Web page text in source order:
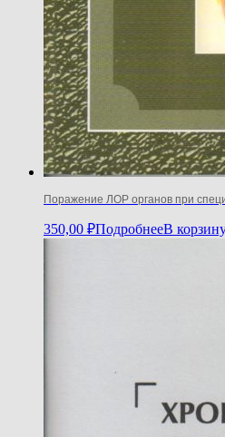
Поражение ЛОР органов при
350,00 ₽ПодробнееВ